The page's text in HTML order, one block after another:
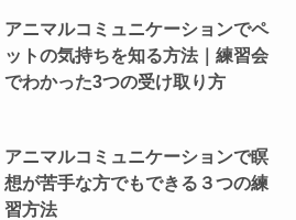
アニマルコミュニケーションでペ
ットの気持ちを知る方法｜練習会
でわかった3つの受け取り方
アニマルコミュニケーションで瞑
想が苦手な方でもできる３つの練
習方法